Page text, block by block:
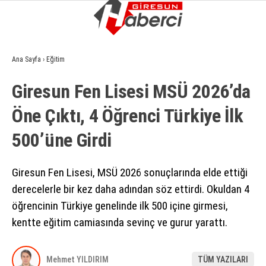
GÜNDEM
EKONOMI
SIYASET
ASAYIŞ
SPOR
YAŞAM
SAĞLIK
Ana Sayfa › Eğitim
Giresun Fen Lisesi MSÜ 2026’da
Öne Çıktı, 4 Öğrenci Türkiye İlk
500’üne Girdi
Giresun Fen Lisesi, MSÜ 2026 sonuçlarında elde ettiği
derecelerle bir kez daha adından söz ettirdi. Okuldan 4
öğrencinin Türkiye genelinde ilk 500 içine girmesi,
kentte eğitim camiasında sevinç ve gurur yarattı.
Mehmet YILDIRIM TÜM YAZILARI